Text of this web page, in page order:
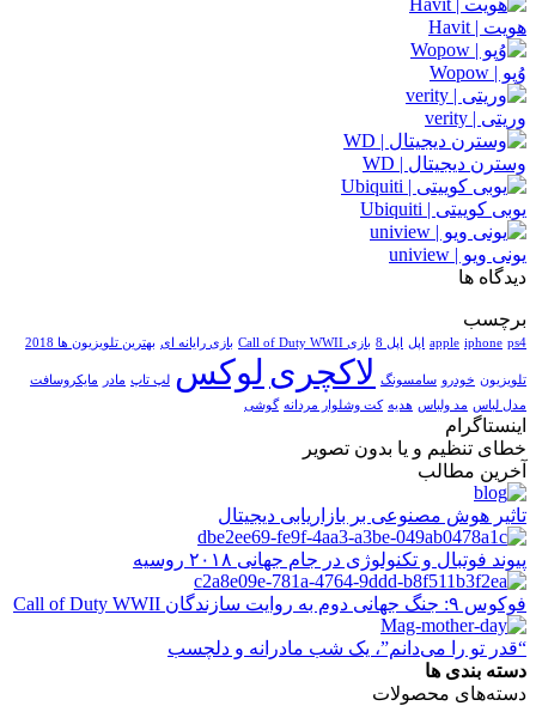
هویت | Havit
وُپو | Wopow
وریتی | verity
وسترن دیجیتال | WD
یوبی کوییتی | Ubiquiti
یونی ویو | uniview
دیدگاه ها
برچسب
apple iphone ps4 اپل اپل 8 بازی Call of Duty WWII بازی رایانه ای بهترین تلویزیون ها 2018
تلویزیون خودرو سامسونگ لاکچری لوکس لپ تاپ مادر
مایکروسافت
مدل لباس مد ولباس هدیه کت وشلوار مردانه گوشی
اینستاگرام
خطای تنظیم و یا بدون تصویر
آخرین مطالب
تاثیر هوش مصنوعی بر بازاریابی دیجیتال
پیوند فوتبال و تکنولوژی در جام جهانی ۲۰۱۸ روسیه
فوکوس ۹: جنگ جهانی دوم به روایت سازندگان Call of Duty WWII
“قدر تو را می‌دانم”، یک شب مادرانه و دلچسب
دسته بندی ها
دسته‌های محصولات